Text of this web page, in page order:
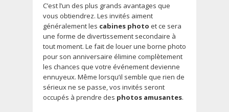
C’est l’un des plus grands avantages que
vous obtiendrez. Les invités aiment
généralement les cabines photo et ce sera
une forme de divertissement secondaire à
tout moment. Le fait de louer une borne photo
pour son anniversaire élimine complètement
les chances que votre événement devienne
ennuyeux. Même lorsqu’il semble que rien de
sérieux ne se passe, vos invités seront
occupés à prendre des photos amusantes.